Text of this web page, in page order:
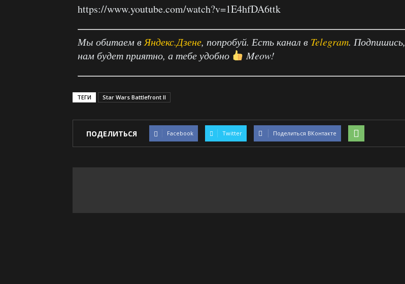
https://www.youtube.com/watch?v=1E4hfDA6ttk
Мы обитаем в Яндекс.Дзене, попробуй. Есть канал в Telegram. Подпишись,
нам будет приятно, а тебе удобно
Meow!
ТЕГИ Star Wars Battlefront II
ПОДЕЛИТЬСЯ Facebook Twitter Поделиться ВКонтакте